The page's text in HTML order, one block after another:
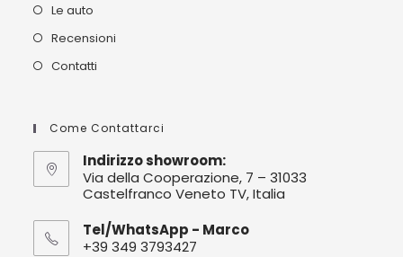
Le auto
Recensioni
Contatti
Come Contattarci
Indirizzo showroom:
Via della Cooperazione, 7 – 31033
Castelfranco Veneto TV, Italia
Tel/WhatsApp - Marco
+39 349 3793427